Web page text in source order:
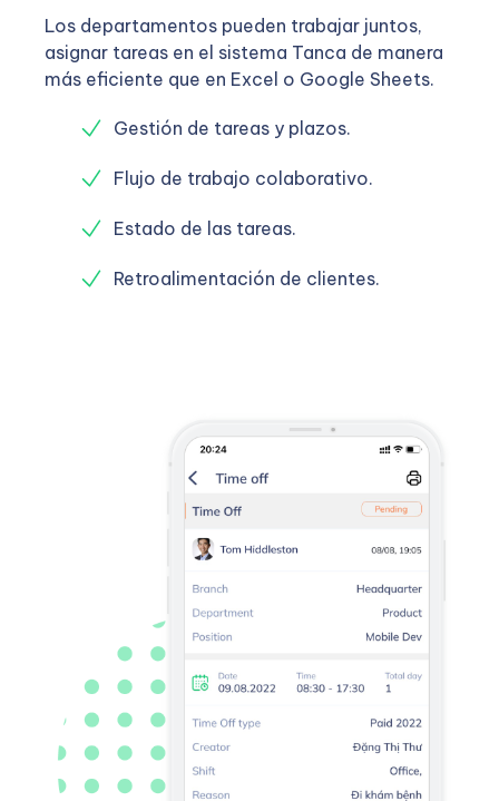
Los departamentos pueden trabajar juntos,
asignar tareas en el sistema Tanca de manera
más eficiente que en Excel o Google Sheets.
Gestión de tareas y plazos.
Flujo de trabajo colaborativo.
Estado de las tareas.
Retroalimentación de clientes.